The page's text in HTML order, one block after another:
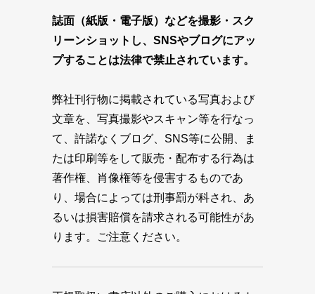
誌面（紙版・電子版）などを撮影・スク
リーンショットし、SNSやブログにアッ
プすることは法律で禁止されています。
弊社刊行物に掲載されている写真および
文章を、写真撮影やスキャン等を行なっ
て、許諾なくブログ、SNS等に公開、ま
たは印刷等をして販売・配布する行為は
著作権、肖像権等を侵害するものであ
り、場合によっては刑事罰が科され、あ
るいは損害賠償を請求される可能性があ
ります。ご注意ください。